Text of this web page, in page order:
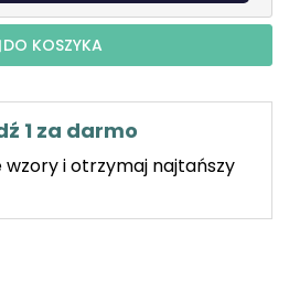
DO KOSZYKA
1 za darmo
wzory i otrzymaj najtańszy